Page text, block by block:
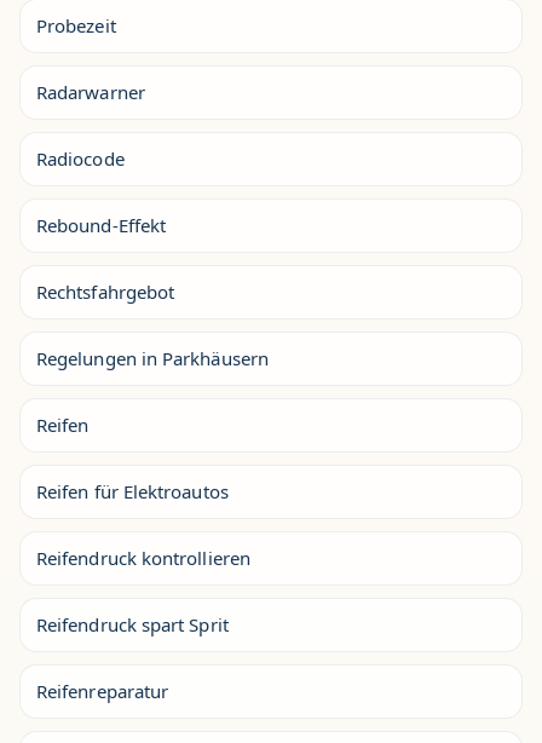
Probezeit
Radarwarner
Radiocode
Rebound-Effekt
Rechtsfahrgebot
Regelungen in Parkhäusern
Reifen
Reifen für Elektroautos
Reifendruck kontrollieren
Reifendruck spart Sprit
Reifenreparatur